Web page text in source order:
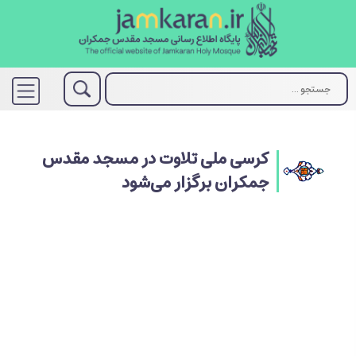
کرسی ملی تلاوت در مسجد مقدس
جمکران برگزار می‌شود